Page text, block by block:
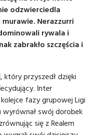
odzwierciedla
Nerazzurri
rywala i
zabrakło szczęścia i
który przyszedł dzięki
Inter
fazy grupowej Ligi
swój dorobek
się z Realem